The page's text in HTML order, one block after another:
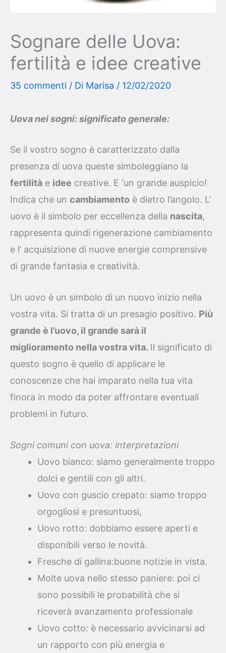
Sognare delle Uova:
fertilità e idee creative
35 commenti / Di Marisa / 12/02/2020
Uova nei sogni: significato generale:
Se il vostro sogno è caratterizzato dalla
presenza di uova queste simboleggiano la
fertilità e idee creative. E ‘un grande auspicio!
Indica che un cambiamento è dietro l’angolo. L’
uovo è il simbolo per eccellenza della nascita,
rappresenta quindi rigenerazione cambiamento
e l’ acquisizione di nuove energie comprensive
di grande fantasia e creatività.
Un uovo è un simbolo di un nuovo inizio nella
vostra vita. Si tratta di un presagio positivo. Più
grande è l’uovo, il grande sarà il
miglioramento nella vostra vita. Il significato di
questo sogno è quello di applicare le
conoscenze che hai imparato nella tua vita
finora in modo da poter affrontare eventuali
problemi in futuro.
Sogni comuni con uova: interpretazioni
Uovo bianco: siamo generalmente troppo
dolci e gentili con gli altri.
Uovo con guscio crepato: siamo troppo
orgogliosi e presuntuosi,
Uovo rotto: dobbiamo essere aperti e
disponibili verso le novità.
Fresche di gallina:buone notizie in vista.
Molte uova nello stesso paniere: poi ci
sono possibili le probabilità che si
riceverà avanzamento professionale
Uovo cotto: è necessario avvicinarsi ad
un rapporto con più energia e